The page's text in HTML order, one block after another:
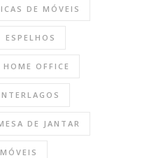
DE MÓVEIS
ESPELHOS
HOME OFFICE
DE JANTAR
MÓVEIS